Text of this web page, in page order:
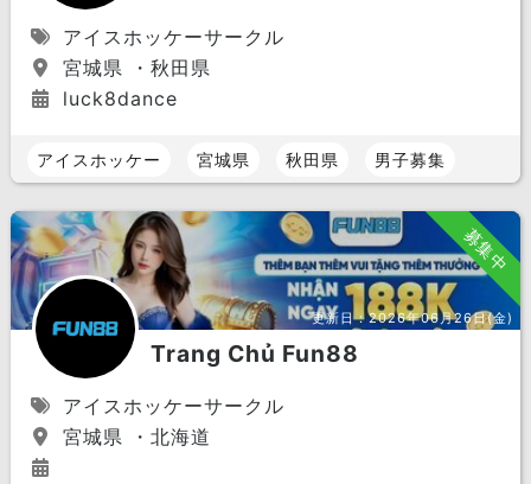
アイスホッケーサークル
宮城県 ・秋田県
luck8dance
アイスホッケー 宮城県 秋田県 男子募集
募集中
更新日：2026年06月26日(金)
Trang Chủ Fun88
アイスホッケーサークル
宮城県 ・北海道